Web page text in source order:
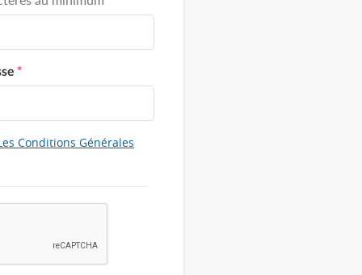
*
Conditions Générales